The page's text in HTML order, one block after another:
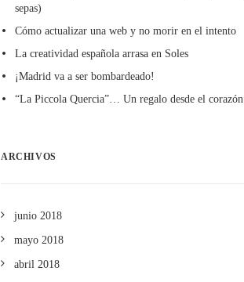
sepas)
Cómo actualizar una web y no morir en el intento
La creatividad española arrasa en Soles
¡Madrid va a ser bombardeado!
“La Piccola Quercia”… Un regalo desde el corazón
ARCHIVOS
junio 2018
mayo 2018
abril 2018